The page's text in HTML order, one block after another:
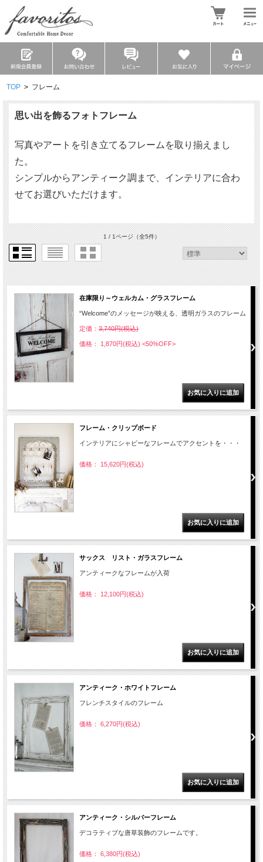
TOP > フレーム
思い出を飾るフォトフレーム
写真やアートを引き立てるフレームを取り揃えまし
た。
シンプルからアンティーク調まで、インテリアに合わ
せてお選びいただけます。
1 / 1ページ（全5件）
在庫限り～ウェルカム・グラスフレーム
“Welcome”のメッセージが映える、透明ガラスのフレーム
定価： 3,740円(税込)
価格： 1,870円(税込) <50%OFF>
フレーム・クリップボード
インテリアにシャビーなフレームでアクセントを・・・
価格： 15,620円(税込)
サックス リスト・ガラスフレーム
アンティークなフレームが入荷
価格： 12,100円(税込)
アンティーク・ホワイトフレーム
フレンチスタイルのフレーム
価格： 6,270円(税込)
アンティーク・シルバーフレーム
デコラティブな唐草装飾のフレームです。
価格： 6,380円(税込)